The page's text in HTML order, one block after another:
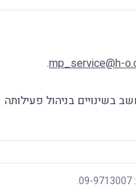
mp_service@h-
.
בשינויים בניהול פעילותה